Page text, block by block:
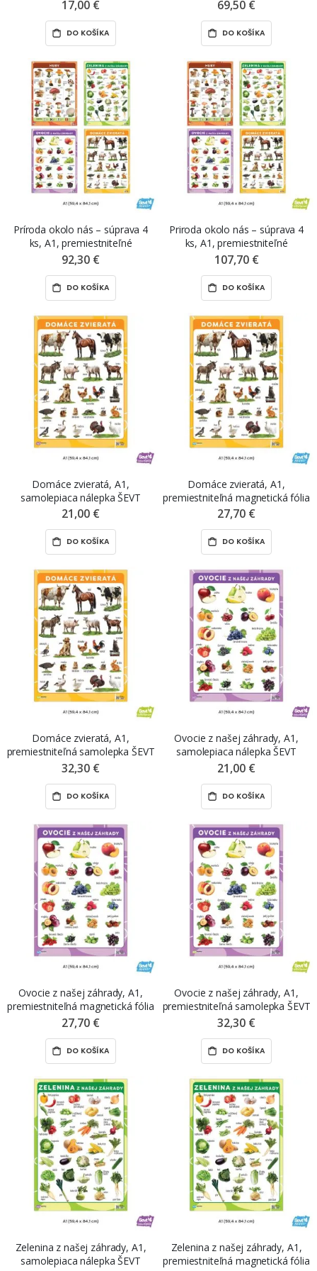
17,00 €
DO KOŠÍKA
samolepka
69,50 €
DO KOŠÍKA
Príroda okolo nás – súprava 4
ks, A1, premiestniteľné
magnetické fólie ŠEVT MAGNET
92,30 €
DO KOŠÍKA
Priroda okolo nás – súprava 4
ks, A1, premiestniteľné
samolepky ŠEVT NANO print
107,70 €
DO KOŠÍKA
Domáce zvieratá, A1,
samolepiaca nálepka ŠEVT
samolepka
21,00 €
DO KOŠÍKA
Domáce zvieratá, A1,
premiestniteľná magnetická fólia
ŠEVT MAGNET
27,70 €
DO KOŠÍKA
Domáce zvieratá, A1,
premiestniteľná samolepka ŠEVT
NANO print
32,30 €
DO KOŠÍKA
Ovocie z našej záhrady, A1,
samolepiaca nálepka ŠEVT
samolepka
21,00 €
DO KOŠÍKA
Ovocie z našej záhrady, A1,
premiestniteľná magnetická fólia
ŠEVT MAGNET
27,70 €
DO KOŠÍKA
Ovocie z našej záhrady, A1,
premiestniteľná samolepka ŠEVT
NANO print
32,30 €
DO KOŠÍKA
Zelenina z našej záhrady, A1,
samolepiaca nálepka ŠEVT
Zelenina z našej záhrady, A1,
premiestniteľná magnetická fólia